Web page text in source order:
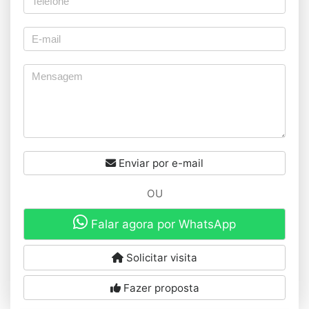
Enviar por e-mail
OU
Falar agora por WhatsApp
Solicitar visita
Fazer proposta